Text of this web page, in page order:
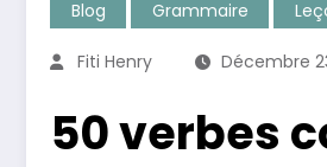
Blog Grammaire
Fiti Henry Décembre
50 verbes